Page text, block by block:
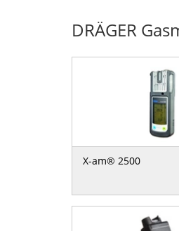
DRÄGER
X-am® 2500